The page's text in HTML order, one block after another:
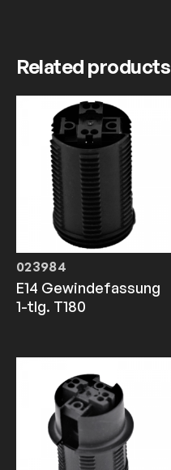
Related products
023984
E14 Gewindefassung
1-tlg. T180